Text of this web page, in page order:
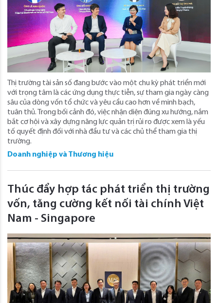
Thị trường tài sản số đang bước vào một chu kỳ phát triển mới
với trọng tâm là các ứng dụng thực tiễn, sự tham gia ngày càng
sâu của dòng vốn tổ chức và yêu cầu cao hơn về minh bạch,
tuân thủ. Trong bối cảnh đó, việc nhận diện đúng xu hướng, nắm
bắt cơ hội và xây dựng năng lực quản trị rủi ro được xem là yếu
tố quyết định đối với nhà đầu tư và các chủ thể tham gia thị
trường.
Doanh nghiệp và Thương hiệu
Thúc đẩy hợp tác phát triển thị trường
vốn, tăng cường kết nối tài chính Việt
Nam - Singapore